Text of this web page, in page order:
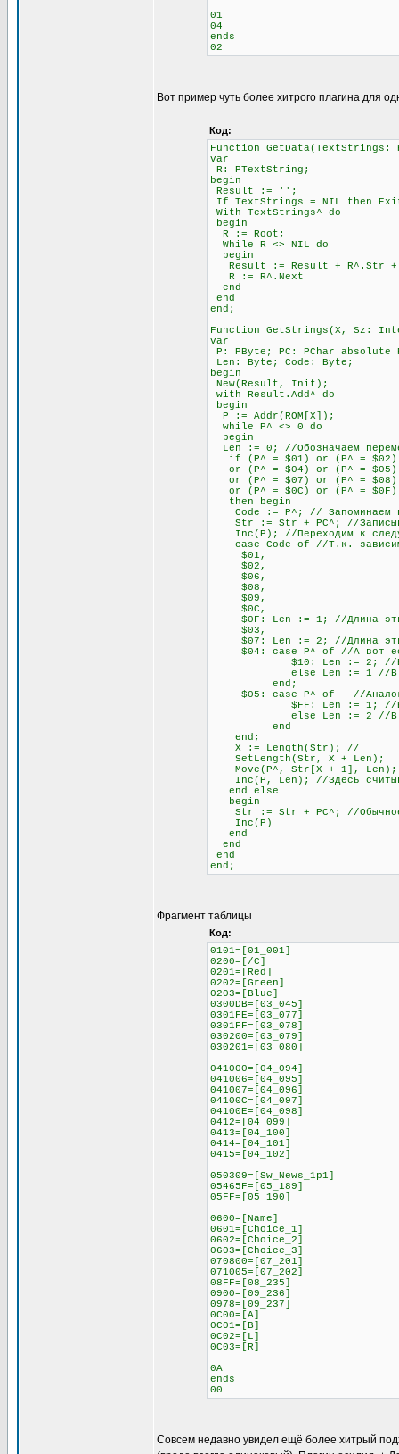
01
04
ends
02
Вот пример чуть более хитрого плагина для
Код:
Function
var
R: PTextString;
begin
Result := '';
If TextStrings = NIL then
With TextStrings^ do
begin
R := Root;
While R <> NIL do
begin
Result := Result + R^.Str +
R := R^.Next
end
end
end;
Function GetStrings(X, Sz:
var
P: PByte; PC: PChar absolute
Len: Byte; Code: Byte;
begin
New(Result, Init);
with Result.Add^ do
begin
P := Addr(ROM[X]);
while P^ <> 0 do
begin
Len := 0; //Обозначаем
if (P^ = $01) or (P^ = $02) or
or (P^ = $04) or (P^ = $05) or
or (P^ = $07) or (P^ = $08)
or (P^ = $0C) or (P^ = $0F)
then begin
Code := P^; // Запоминаем
Str := Str + PC^; //
Inc(P); //Переходим к
case Code of //Т.к.
$01,
$02,
$06,
$08,
$09,
$0C,
$0F: Len := 1; //Длина этих
$03,
$07: Len := 2; //Длина этих
$04: case P^ of //А вот если
$10: Len := 2; //Если
else Len := 1 //В любом
end;
$05: case P^ of //
$FF: Len := 1; //Если
else Len := 2 //В любом
end
end;
X := Length(Str); //
SetLength(Str, X +
Move(P^, Str[X + 1],
Inc(P, Len); //Здесь
end else
begin
Str := Str + PC^; //Обычное
Inc(P)
end
end
end
end;
Фрагмент таблицы
Код:
0101=[01_001]
0200=[/C]
0201=[Red]
0202=[Green]
0203=[Blue]
0300DB=[03_045]
0301FE=[03_077]
0301FF=[03_078]
030200=[03_079]
030201=[03_080]
041000=[04_094]
041006=[04_095]
041007=[04_096]
04100C=[04_097]
04100E=[04_098]
0412=[04_099]
0413=[04_100]
0414=[04_101]
0415=[04_102]
050309=[Sw_News_1p1]
05465F=[05_189]
05FF=[05_190]
0600=[Name]
0601=[Choice_1]
0602=[Choice_2]
0603=[Choice_3]
070800=[07_201]
071005=[07_202]
08FF=[08_235]
0900=[09_236]
0978=[09_237]
0C00=[A]
0C01=[B]
0C02=[L]
0C03=[R]
0A
ends
00
Совсем недавно увидел ещё более хитрый